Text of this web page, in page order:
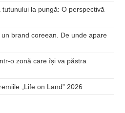
la pungă: O perspectivă
brand coreean. De unde apare
o zonă care își va păstra
„Life on Land” 2026